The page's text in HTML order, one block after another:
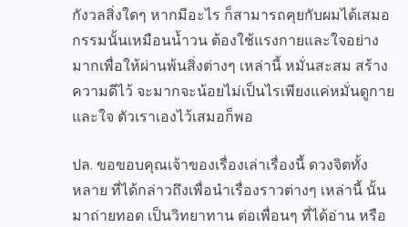
กังวลสิ่งใดๆ หากมีอะไร ก็สามารถคุยกับผมได้เสมอ
กรรมนั้นเหมือนน้ำวน ต้องใช้แรงกายและใจอย่าง
มากเพื่อให้ผ่านพ้นสิ่งต่างๆ เหล่านี้ หมั่นสะสม สร้าง
ความดีไว้ จะมากจะน้อยไม่เป็นไรเพียงแค่หมั่นดูกาย
และใจ ตัวเราเองไว้เสมอก็พอ
ปล. ขอขอบคุณเจ้าของเรื่องเล่าเรื่องนี้ ดวงจิตทั้ง
หลาย ที่ได้กล่าวถึงเพื่อนำเรื่องราวต่างๆ เหล่านี้ นั้น
มาถ่ายทอด เป็นวิทยาทาน ต่อเพื่อนๆ ที่ได้อ่าน หรือ